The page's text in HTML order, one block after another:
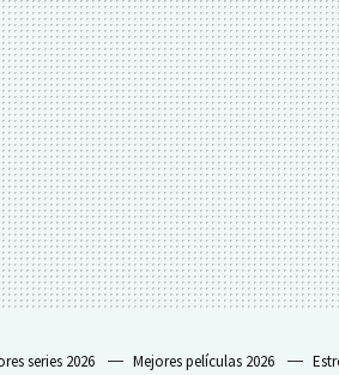
series 2026 Mejores películas 2026